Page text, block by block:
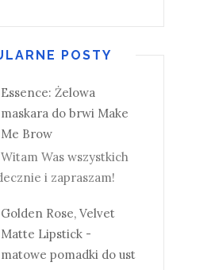
POSTY
Essence: Żelowa
maskara do brwi Make
Me Brow
Witam Was wszystkich
i zapraszam!
Golden Rose, Velvet
Matte Lipstick -
matowe pomadki do ust